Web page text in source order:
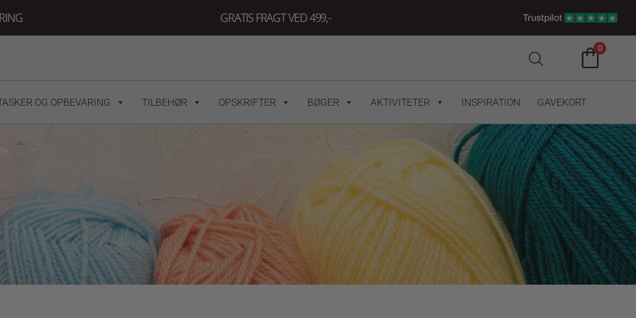
GRATIS FRAGT VED 499,-
0
OG OPBEVARING TILBEHØR OPSKRIFTER BØGER AKTIVITETER INSPIRATION GAVEKORT